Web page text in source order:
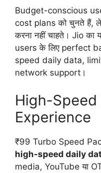
Budget-conscious
cost plans को चुनते हैं,
करना नहीं चाहते। Jio का
users के लिए perfect
speed daily data,
network support।
High-Speed
Experience
₹99 Turbo Speed
high-speed daily
media, YouTube या